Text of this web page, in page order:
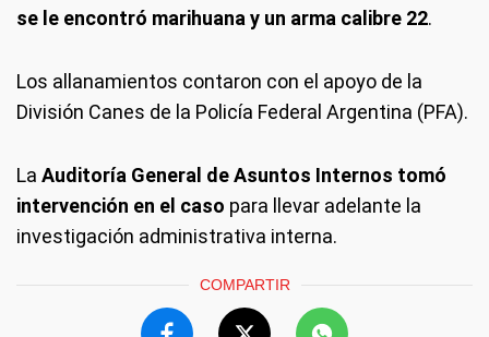
se le encontró marihuana y un arma calibre 22.
Los allanamientos contaron con el apoyo de la
División Canes de la Policía Federal Argentina (PFA).
La Auditoría General de Asuntos Internos tomó
intervención en el caso para llevar adelante la
investigación administrativa interna.
COMPARTIR